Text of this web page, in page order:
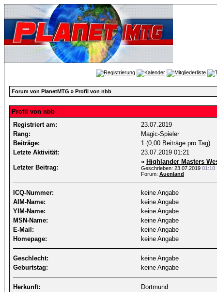
Forum von PlanetMTG » Profil von nbb
Profil von nbb
Registriert am:
23.07.2019
Rang:
Magic-Spieler
Beiträge:
1 (0,00 Beiträge pro Tag)
Letzte Aktivität:
23.07.2019 01:21
Letzter Beitrag:
» Highlander Masters
Geschrieben: 23.07.2019 01:10
Forum: Auenland
ICQ-Nummer:
keine Angabe
AIM-Name:
keine Angabe
YIM-Name:
keine Angabe
MSN-Name:
keine Angabe
E-Mail:
keine Angabe
Homepage:
keine Angabe
Geschlecht:
keine Angabe
Geburtstag:
keine Angabe
Herkunft:
Dortmund